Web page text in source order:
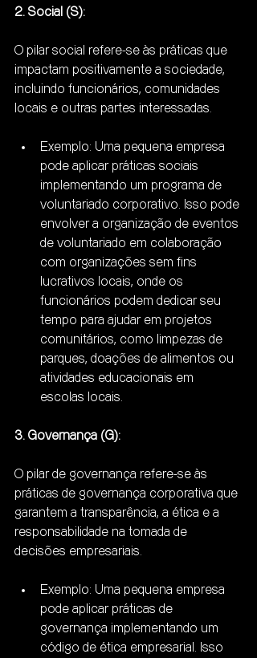
2. Social (S):
O pilar social refere-se às práticas que
impactam positivamente a sociedade,
incluindo funcionários, comunidades
locais e outras partes interessadas.
Exemplo: Uma pequena empresa
pode aplicar práticas sociais
implementando um programa de
voluntariado corporativo. Isso pode
envolver a organização de eventos
de voluntariado em colaboração
com organizações sem fins
lucrativos locais, onde os
funcionários podem dedicar seu
tempo para ajudar em projetos
comunitários, como limpezas de
parques, doações de alimentos ou
atividades educacionais em
escolas locais.
3. Governança (G):
O pilar de governança refere-se às
práticas de governança corporativa que
garantem a transparência, a ética e a
responsabilidade na tomada de
decisões empresariais.
Exemplo: Uma pequena empresa
pode aplicar práticas de
governança implementando um
código de ética empresarial. Isso